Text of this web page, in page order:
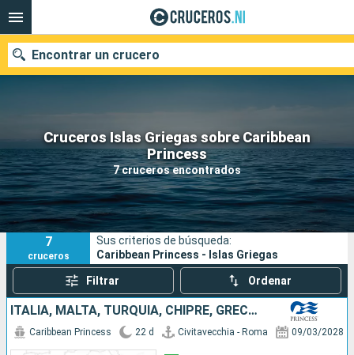
Cruceros Islas Griegas sobre Caribbean
Princess
7 cruceros encontrados
Encontrar un crucero
Nuestros destinos
Fecha de salida
Puertos Compañías
Buscar
7
cruceros
Sus criterios de búsqueda:
Caribbean Princess - Islas Griegas
Filtrar Ordenar
ITALIA, MALTA, TURQUÍA, CHIPRE, GRECIA, ALBANIA, CROACIA, MONTENEGRO
Caribbean Princess 22 d Civitavecchia - Roma 09/03/2028